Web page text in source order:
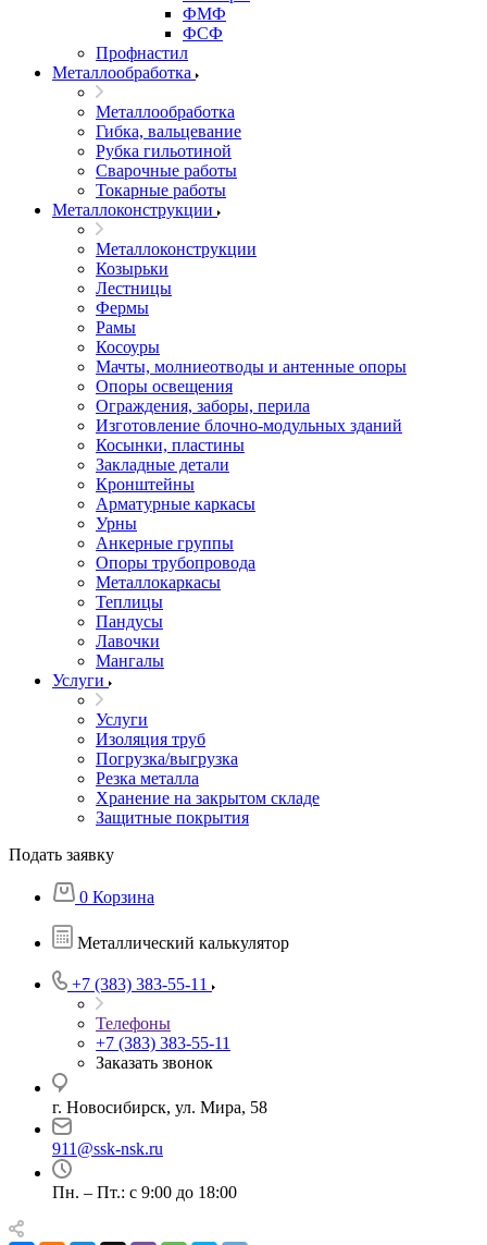
ФМФ
ФСФ
Профнастил
Металлообработка
Металлообработка
Гибка, вальцевание
Рубка гильотиной
Сварочные работы
Токарные работы
Металлоконструкции
Металлоконструкции
Козырьки
Лестницы
Фермы
Рамы
Косоуры
Мачты, молниеотводы и антенные опоры
Опоры освещения
Ограждения, заборы, перила
Изготовление блочно-модульных зданий
Косынки, пластины
Закладные детали
Кронштейны
Арматурные каркасы
Урны
Анкерные группы
Опоры трубопровода
Металлокаркасы
Теплицы
Пандусы
Лавочки
Мангалы
Услуги
Услуги
Изоляция труб
Погрузка/выгрузка
Резка металла
Хранение на закрытом складе
Защитные покрытия
Подать заявку
0 Корзина
Металлический калькулятор
+7 (383) 383-55-11
Телефоны
+7 (383) 383-55-11
Заказать звонок
г. Новосибирск, ул. Мира, 58
911@ssk-nsk.ru
Пн. – Пт.: с 9:00 до 18:00